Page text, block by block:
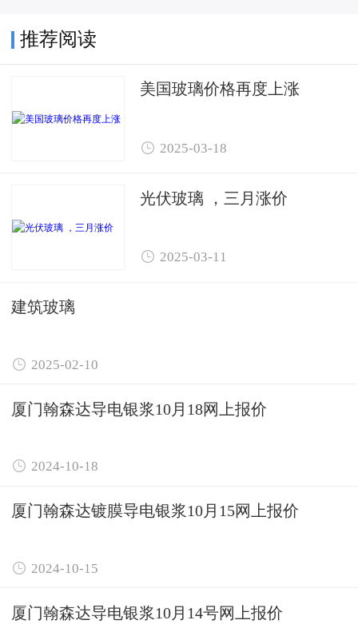
推荐阅读
美国玻璃价格再度上涨
 2025-03-18
光伏玻璃 ，三月涨价
 2025-03-11
建筑玻璃
 2025-02-10
厦门翰森达导电银浆10月18网上报价
 2024-10-18
厦门翰森达镀膜导电银浆10月15网上报价
 2024-10-15
厦门翰森达导电银浆10月14号网上报价